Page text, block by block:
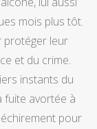
mois plus tôt.
protéger leur
et du crime.
instants du
fuite avortée à
pour